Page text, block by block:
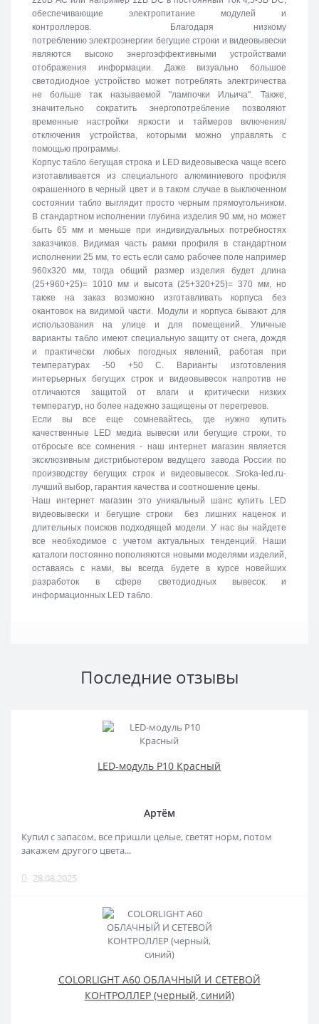
обеспечивающие электропитание модулей и
контроллеров. Благодаря низкому
потреблению электроэнергии бегущие строки и видеовывески
являются высоко энергоэффективными устройствами
отображения информации. Даже визуально большое
светодиодное устройство может потреблять электричества
не больше так называемой "лампочки Ильича". Также,
значительно сократить энергопотребление позволяют
временные настройки яркости и таймеров включения/
отключения устройства, которыми можно управлять с
помощью программы.
Корпус табло бегущая строка и LED видеовывеска чаще всего
изготавливается из специального алюминиевого профиля
окрашенного в черный цвет и в таком случае в выключенном
состоянии табло выглядит просто черным прямоугольником.
В стандартном исполнении глубина изделия 90 мм, но может
быть 65 мм и меньше при индивидуальных потребностях
заказчиков. Видимая часть рамки профиля в стандартном
исполнении 25 мм, то есть если само рабочее поле например
960х320 мм, тогда общий размер изделия будет длина
(25+960+25)= 1010 мм и высота (25+320+25)= 370 мм, но
также на заказ возможно изготавливать корпуса без
окантовок на видимой части. Модули и корпуса бывают для
использования на улице и для помещений. Уличные
варианты табло имеют специальную защиту от снега, дождя
и практически любых погодных явлений, работая при
температурах -50 +50 C. Варианты изготовления
интерьерных бегущих строк и видеовывесок напротив не
отличаются защитой от влаги и критически низких
температур, но более надежно защищены от перегревов.
Если вы все еще сомневайтесь, где нужно купить
качественные LED медиа вывески или бегущие строки, то
отбросьте все сомнения - наш интернет магазин является
эксклюзивным дистрибьютером ведущего завода России по
производству бегущих строк и видеовывесок. Sroka-led.ru-
лучший выбор, гарантия качества и соотношение цены.
Наш интернет магазин это уникальный шанс купить LED
видеовывески и бегущие строки без лишних наценок и
длительных поисков подходящей модели. У нас вы найдете
все необходимое с учетом актуальных тенденций. Наши
каталоги постоянно пополняются новыми моделями изделий,
оставаясь с нами, вы всегда будете в курсе новейших
разработок в сфере светодиодных вывесок и
информационных LED табло.
Последние отзывы
LED-модуль P10 Красный
Артём
Купил с запасом, все пришли целые, светят норм, потом
закажем другого цвета...
28.08.2025
COLORLIGHT A60 ОБЛАЧНЫЙ И СЕТЕВОЙ
КОНТРОЛЛЕР (черный, синий)